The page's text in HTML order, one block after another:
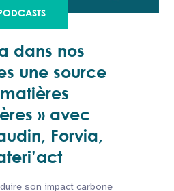
dans nos
une source
» avec
Forvia,
son impact carbone